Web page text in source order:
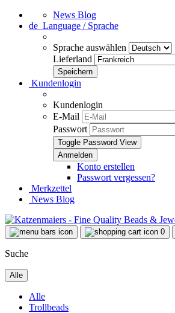
News Blog
de Language / Sprache
Sprache auswählen
Lieferland
Kundenlogin
Kundenlogin
E-Mail
Passwort
Toggle Password View
Konto erstellen
Passwort vergessen?
Merkzettel
News Blog
0
Suche
Alle
Alle
Trollbeads